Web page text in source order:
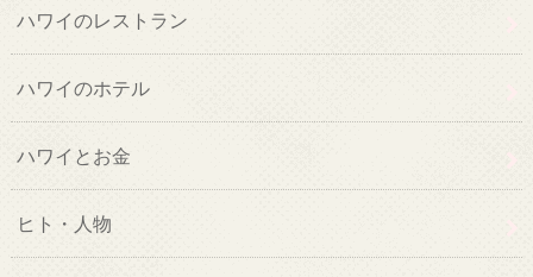
ハワイのレストラン
ハワイのホテル
ハワイとお金
ヒト・人物